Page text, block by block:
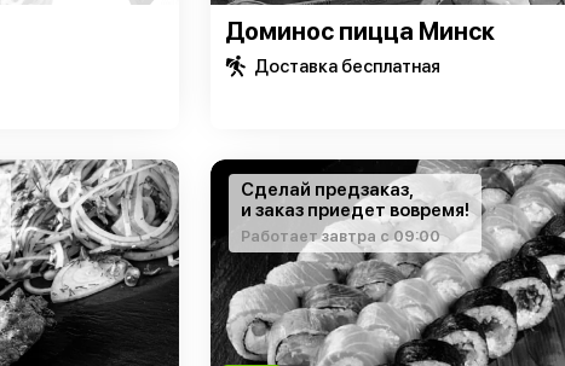
Доминос пицца Минск
Доставка бесплатная
Сделай предзаказ,
и заказ приедет вовремя!
Работает завтра с 09:00